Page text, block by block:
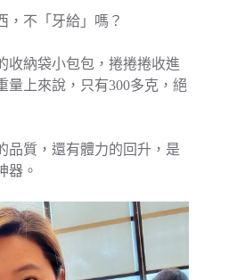
，不「牙給」嗎？
收納袋小包包，捲捲捲收進
量上來說，只有300多克，絕
品質，還有體力的回升，是
器。